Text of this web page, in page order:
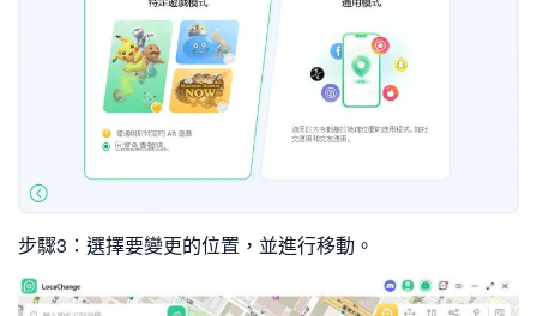
步驟3：選擇要變更的位置，並進行移動。